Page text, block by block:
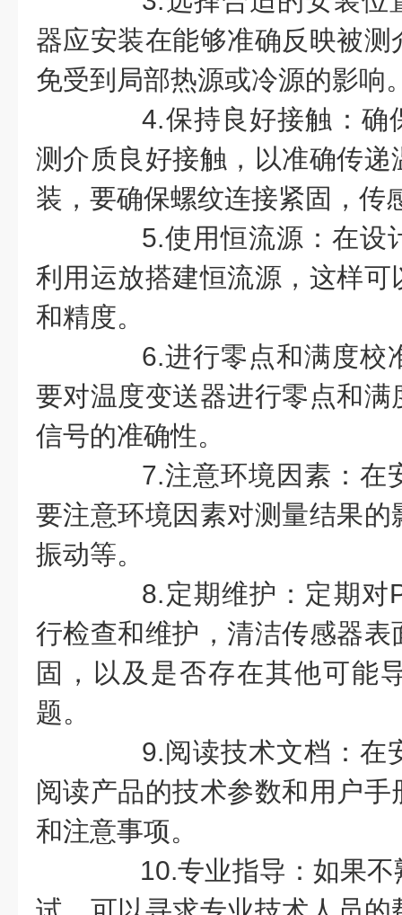
器应安装在能够准确反映被
免受到局部热源或冷源的影响
4.保持良好接触：确
测介质良好接触，以准确传
装，要确保螺纹连接紧固，传
5.使用恒流源：在设
利用运放搭建恒流源，这样
和精度。
6.进行零点和满度校
要对温度变送器进行零点和
信号的准确性。
7.注意环境因素：在
要注意环境因素对测量结果
振动等。
8.定期维护：定期对
行检查和维护，清洁传感器
固，以及是否存在其他可能
题。
9.阅读技术文档：在
阅读产品的技术参数和用户
和注意事项。
10.专业指导：如果不